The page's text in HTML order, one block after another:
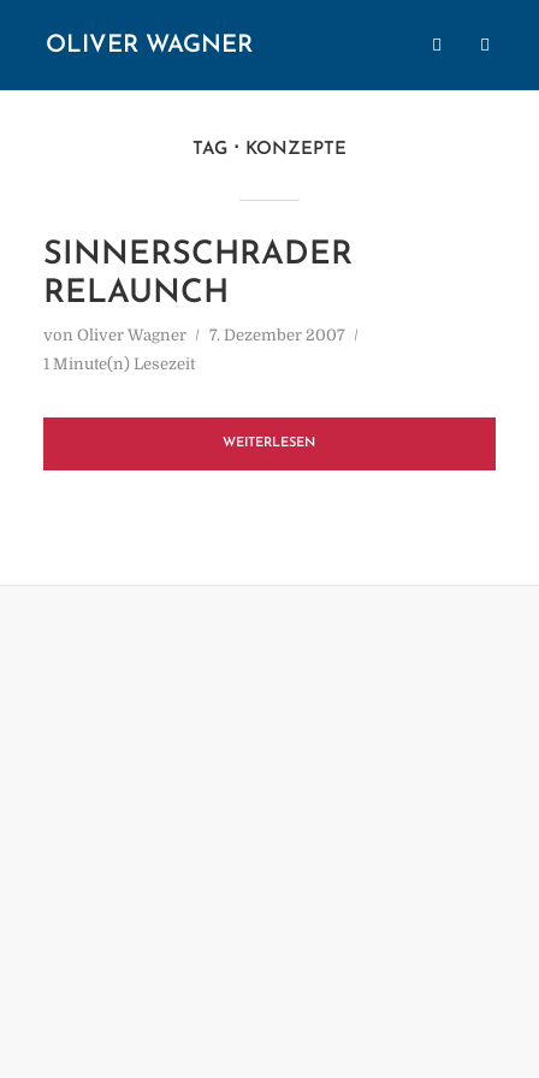
OLIVER WAGNER
TAG KONZEPTE
SINNERSCHRADER
RELAUNCH
von Oliver Wagner
7. Dezember 2007
1 Minute(n) Lesezeit
WEITERLESEN